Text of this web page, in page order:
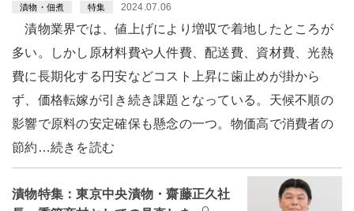
漬物・佃煮 特集 2024.07.06
漬物業界では、値上げにより増収で着地したところが
多い。しかし原材料費や人件費、配送費、資材費、光熱
費に長期化する円安などコスト上昇に歯止めが掛から
ず、価格転嫁が引き続き課題となっている。天候不順の
影響で原料の安定確保も懸念の一つ。物価高で消費者の
節約…続きを読む
漬物特集：東京中央漬物・齋藤正久社